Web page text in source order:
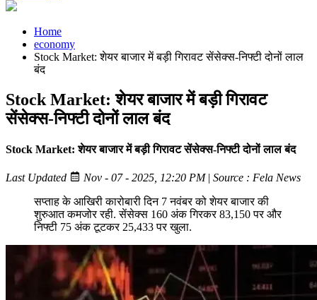
Home
economy
Stock Market: शेयर बाजार में बड़ी गिरावट सेंसेक्स-निफ्टी दोनों लाल
बंद
Stock Market: शेयर बाजार में बड़ी गिरावट
सेंसेक्स-निफ्टी दोनों लाल बंद
Stock Market: शेयर बाजार में बड़ी गिरावट सेंसेक्स-निफ्टी दोनों लाल बंद
Last Updated Nov - 07 - 2025, 12:20 PM| Source : Fela News
सप्ताह के आखिरी कारोबारी दिन 7 नवंबर को शेयर बाजार की
शुरुआत कमजोर रही. सेंसेक्स 160 अंक गिरकर 83,150 पर और
निफ्टी 75 अंक टूटकर 25,433 पर खुला.